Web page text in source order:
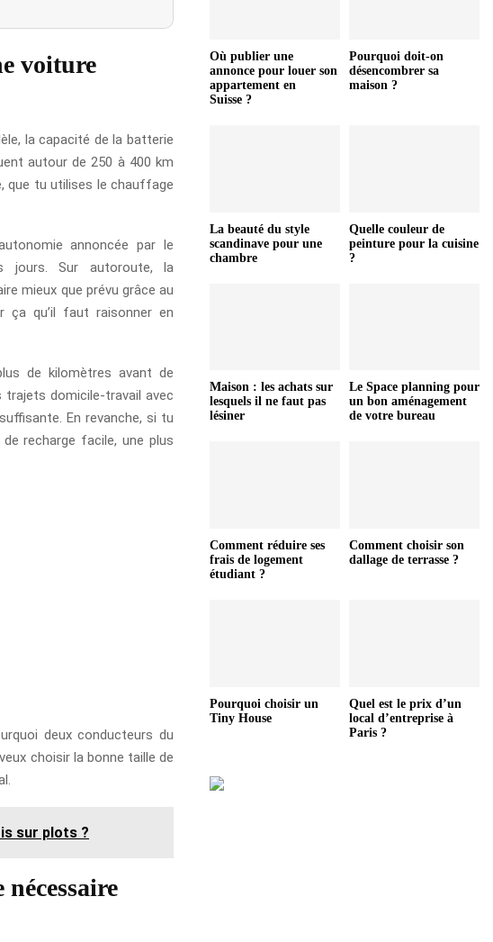
voiture
la capacité de la batterie
autour de 250 à 400 km
que tu utilises le chauffage
annoncée par le
jours. Sur autoroute, la
mieux que prévu grâce au
ça qu’il faut raisonner en
de kilomètres avant de
domicile-travail avec
En revanche, si tu
recharge facile, une plus
deux conducteurs du
choisir la bonne taille de
sur plots ?
Où publier une
annonce pour louer son
appartement en
Suisse ?
Pourquoi doit-on
désencombrer sa
maison ?
La beauté du style
scandinave pour une
chambre
Quelle couleur de
peinture pour la cuisine
?
Maison : les achats sur
lesquels il ne faut pas
lésiner
Le Space planning pour
un bon aménagement
de votre bureau
Comment réduire ses
frais de logement
étudiant ?
Comment choisir son
dallage de terrasse ?
Pourquoi choisir un
Tiny House
Quel est le prix d’un
local d’entreprise à
Paris ?